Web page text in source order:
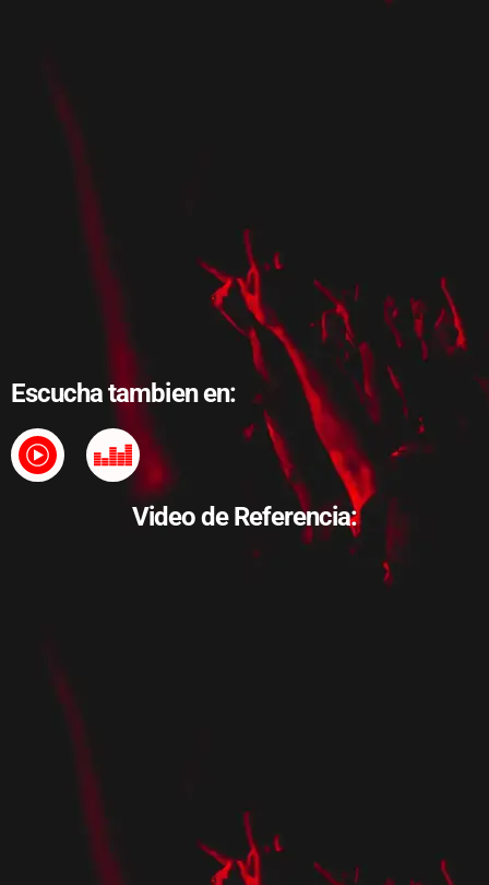
Escucha tambien en:
Video de Referencia: